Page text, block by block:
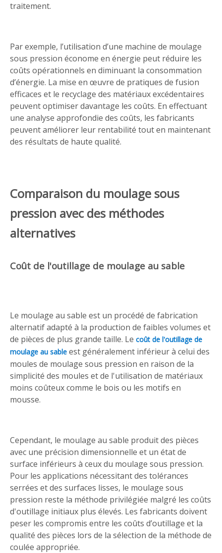
traitement.
Par exemple, l’utilisation d’une machine de moulage
sous pression économe en énergie peut réduire les
coûts opérationnels en diminuant la consommation
d’énergie. La mise en œuvre de pratiques de fusion
efficaces et le recyclage des matériaux excédentaires
peuvent optimiser davantage les coûts. En effectuant
une analyse approfondie des coûts, les fabricants
peuvent améliorer leur rentabilité tout en maintenant
des résultats de haute qualité.
Comparaison du moulage sous
pression avec des méthodes
alternatives
Coût de l'outillage de moulage au sable
Le moulage au sable est un procédé de fabrication
alternatif adapté à la production de faibles volumes et
de pièces de plus grande taille. Le coût de l'outillage de
moulage au sable est généralement inférieur à celui des
moules de moulage sous pression en raison de la
simplicité des moules et de l'utilisation de matériaux
moins coûteux comme le bois ou les motifs en
mousse.
Cependant, le moulage au sable produit des pièces
avec une précision dimensionnelle et un état de
surface inférieurs à ceux du moulage sous pression.
Pour les applications nécessitant des tolérances
serrées et des surfaces lisses, le moulage sous
pression reste la méthode privilégiée malgré les coûts
d'outillage initiaux plus élevés. Les fabricants doivent
peser les compromis entre les coûts d’outillage et la
qualité des pièces lors de la sélection de la méthode de
coulée appropriée.